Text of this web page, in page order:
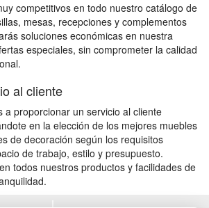
competitivos en todo nuestro catálogo de
mesas, recepciones y complementos
soluciones económicas en nuestra
especiales, sin comprometer la calidad
al cliente
a proporcionar un servicio al cliente
en la elección de los mejores muebles
de decoración según los requisitos
de trabajo, estilo y presupuesto.
todos nuestros productos y facilidades de